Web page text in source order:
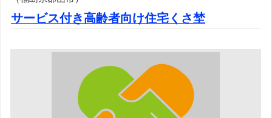
サービス付き高齢者向け住宅くさ埜